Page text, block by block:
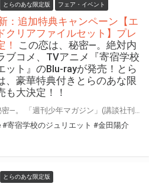
とらのあな限定版 フェア・イベント
追加特典キャンペーン【エ
クリアファイルセット】プレ
！
この恋は、秘密―。絶対内
ブコメ、TVアニメ『寄宿学校
ット』のBlu-rayが発売！とら
、豪華特典付きとらのあな限
も大決定！！
#寄宿学校のジュリエット #金田陽介
とらのあな限定版